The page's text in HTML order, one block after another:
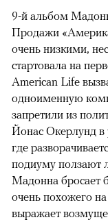
9-й альбом
Продажи
очень низкими,
стартовала на
American Life
одноименную
запретили из
Йонас Окерлунд в
где
подиуму ползают
Мадонна бросает
очень похожего
выражает